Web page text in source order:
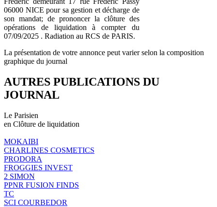
06000 NICE pour sa gestion et décharge de
son mandat; de prononcer la clôture des
opérations de liquidation à compter du
07/09/2025 . Radiation au RCS de PARIS.
La présentation de votre annonce peut varier selon la composition
graphique du journal
AUTRES PUBLICATIONS DU
JOURNAL
Le Parisien
en Clôture de liquidation
MOKAIBI
CHARLINES COSMETICS
PRODORA
FROGGIES INVEST
2 SIMON
PPNR FUSION FINDS
TC
SCI COURBEDOR